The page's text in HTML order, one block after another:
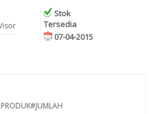
Stok
Tersedia
07-04-2015